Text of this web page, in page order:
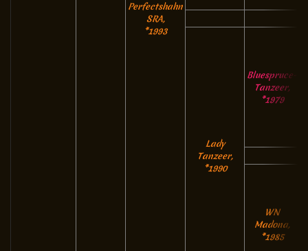
Perfectshahn
SRA,
*1993
Lady
Tanzeer,
*1990
Bluespruce-
Tanzeer,
*1979
WN
Madona,
*1985